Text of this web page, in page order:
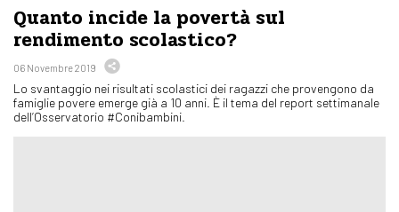
Quanto incide la povertà sul
rendimento scolastico?
06 Novembre 2019
Lo svantaggio nei risultati scolastici dei ragazzi che provengono da
famiglie povere emerge già a 10 anni. È il tema del report settimanale
dell’Osservatorio #Conibambini.